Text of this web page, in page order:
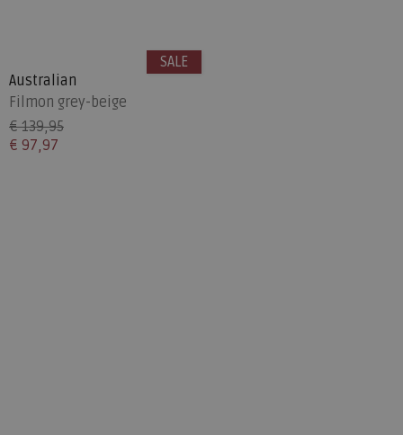
Australian
Filmon grey-beige
€ 139,95
€ 97,97
SALE